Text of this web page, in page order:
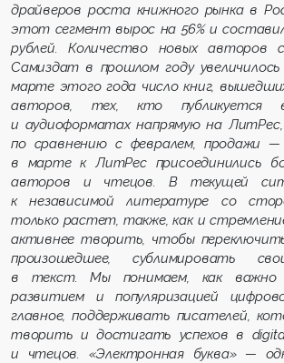
драйверов роста книжного рынка в
этот сегмент вырос на 56% и
рублей.Количество новыхавторов
Самиздатв прошлом году увеличило
мартеэтого года число книг,
авторов, тех, кто публикуется
и аудиоформатахнапрямую на ЛитРес
по сравнению с февралем, продажи —
в марте к ЛитРес присоединились
авторов и чтецов. Втекущей
кнезависимой литературе со
только растет, также, как и
активнее творить, чтобы
произошедшее, сублимировать
в текст.Мы понимаем, как
развитием и популяризацией
главное,поддерживать писателей,
творить и достигать успехов в
и чтецов. «Электронная буква» —